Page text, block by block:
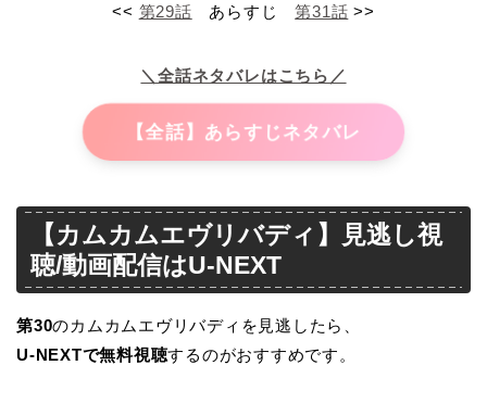
<< 第29話 あらすじ第31話 >>
＼全話ネタバレはこちら／
【全話】あらすじネタバレ
【カムカムエヴリバディ】見逃し視
聴/動画配信はU-NEXT
第30のカムカムエヴリバディを見逃したら、
U-NEXTで無料視聴するのがおすすめです。